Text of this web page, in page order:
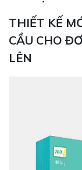
THIẾT KẾ
CẦU CHO
LÊN